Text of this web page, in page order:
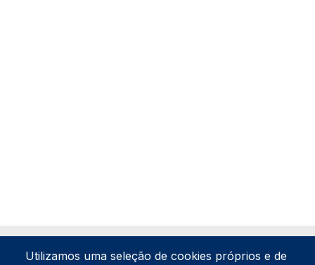
Utilizamos uma seleção de cookies próprios e de